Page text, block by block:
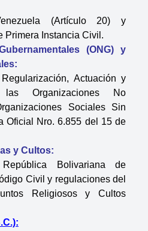
(Artículo 20)y
Primera Instancia Civil .
(ONG) y
Actuación y
las Organizaciones No
Sociales Sin
Oficial Nro. 6.855 del 15 de
y Cultos:
Bolivariana de
Civily regulaciones del
Religiosos y Cultos